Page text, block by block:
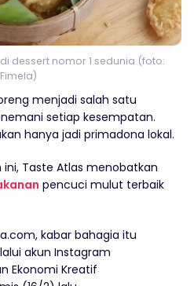
dessert nomor 1 sedunia (foto:
Fimela)
menjadi salah satu
setiap kesempatan.
hanya jadi primadona lokal.
Taste Atlas menobatkan
pencuci mulut terbaik
kabar bahagia itu
akun Instagram
Ekonomi Kreatif